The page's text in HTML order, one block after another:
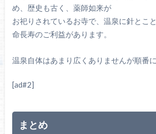
め、歴史も古く、薬師如来が
お祀りされているお寺で、温泉に針とこ
命長寿のご利益があります。
温泉自体はあまり広くありませんが順番
[ad#2]
まとめ